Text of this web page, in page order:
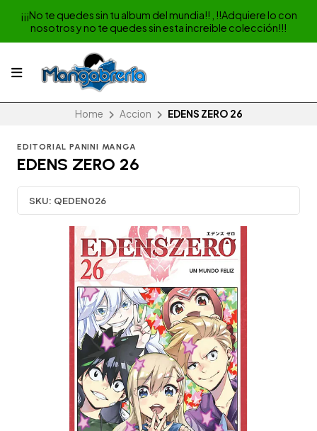
¡¡¡No te quedes sin tu album del mundia!! , !!Adquiere lo con
nosotros y no te quedes sin esta increible colección!!!
Home Accion EDENS ZERO 26
EDITORIAL PANINI MANGA
EDENS ZERO 26
SKU: QEDEN026